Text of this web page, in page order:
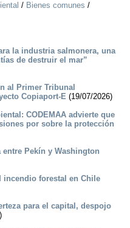
/ Bienes comunes /
la industria salmonera, una
de destruir el mar”
al Primer Tribunal
Copiaport-E (19/07/2026)
CODEMAA advierte que
por sobre la protección
Pekín y Washington
incendio forestal en Chile
para el capital, despojo